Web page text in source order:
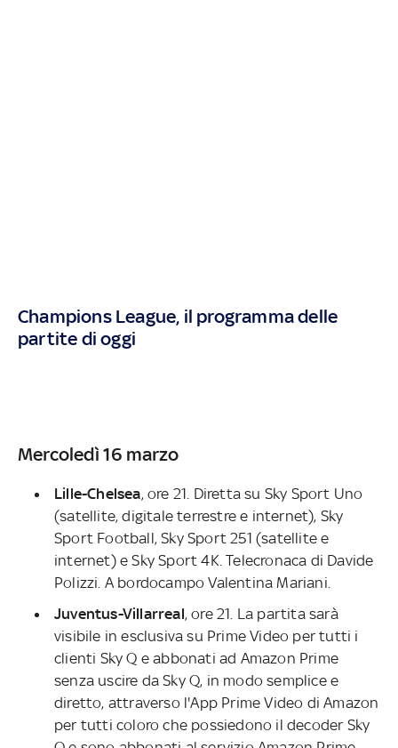
Champions League, il programma delle
partite di oggi
Mercoledì 16 marzo
Lille-Chelsea, ore 21. Diretta su Sky Sport Uno
(satellite, digitale terrestre e internet), Sky
Sport Football, Sky Sport 251 (satellite e
internet) e Sky Sport 4K. Telecronaca di Davide
Polizzi. A bordocampo Valentina Mariani.
Juventus-Villarreal, ore 21. La partita sarà
visibile in esclusiva su Prime Video per tutti i
clienti Sky Q e abbonati ad Amazon Prime
senza uscire da Sky Q, in modo semplice e
diretto, attraverso l'App Prime Video di Amazon
per tutti coloro che possiedono il decoder Sky